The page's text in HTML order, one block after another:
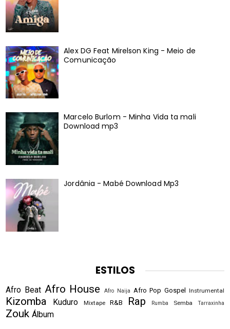
Alex DG Feat Mirelson King - Meio de
Comunicação
Marcelo Burlom - Minha Vida ta mali
Download mp3
Jordânia - Mabé Download Mp3
ESTILOS
Afro Beat Afro House Afro Naija Afro Pop Gospel Instrumental
Kizomba Kuduro Mixtape R&B Rap Rumba Semba Tarraxinha
Zouk Álbum